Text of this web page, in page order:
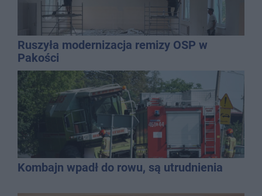
Ruszyła modernizacja remizy OSP w
Pakości
Kombajn wpadł do rowu, są utrudnienia